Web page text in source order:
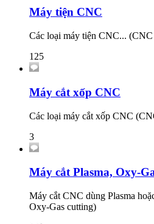
Máy tiện CNC
Các loại máy tiện CNC... (CNC
125
Máy cắt xốp CNC
Các loại máy cắt xốp CNC
3
Máy cắt Plasma, Oxy-
Máy cắt CNC dùng Plasma
Oxy-Gas cutting)